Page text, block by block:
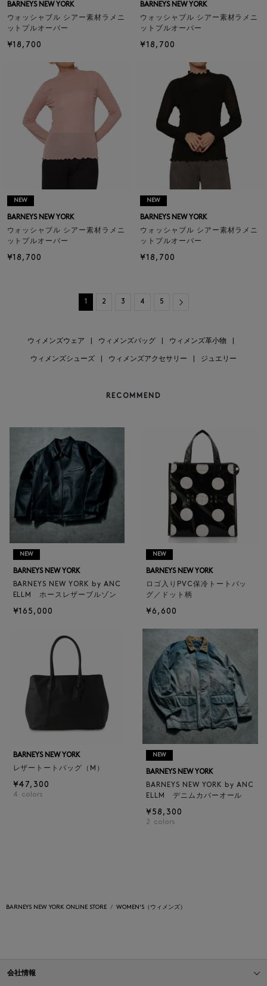
BARNEYS NEW YORK
ウォッシャブル シアー素材ラメニ
ットプルオーバー
¥18,700
BARNEYS NEW YORK
ウォッシャブル シアー素材ラメニ
ットプルオーバー
¥18,700
NEW
BARNEYS NEW YORK
ウォッシャブル シアー素材ラメニ
ットプルオーバー
¥18,700
NEW
BARNEYS NEW YORK
ウォッシャブル シアー素材ラメニ
ットプルオーバー
¥18,700
1 2 3 4 5 Next
ウィメンズウェア ウィメンズバッグ ウィメンズ革小物
ウィメンズシューズ ウィメンズアクセサリー ジュエリー
RECOMMEND
NEW
BARNEYS NEW YORK
BARNEYS NEW YORK by ANC
ELLM ホースレザーブルゾン
¥165,000
NEW
BARNEYS NEW YORK
ロゴ入りPVC保冷トートバッ
グ／ドット柄
¥6,600
BARNEYS NEW YORK
レザートートバッグ（M）
¥47,300
4 colors
NEW
BARNEYS NEW YORK
BARNEYS NEW YORK by ANC
ELLM デニムカバーオール
¥58,300
2 colors
BARNEYS NEW YORK ONLINE STORE WOMEN'S（ウィメンズ）
会社情報